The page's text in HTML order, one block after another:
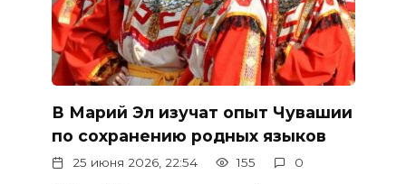
В Марий Эл изучат опыт Чувашии
по сохранению родных языков
25 июня 2026, 22:54 155 0